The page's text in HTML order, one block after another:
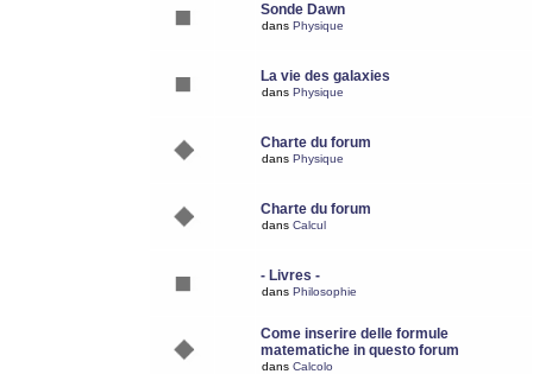
Sonde Dawn
dans Physique
La vie des galaxies
dans Physique
Charte du forum
dans Physique
Charte du forum
dans Calcul
- Livres -
dans Philosophie
Come inserire delle formule
matematiche in questo forum
dans Calcolo